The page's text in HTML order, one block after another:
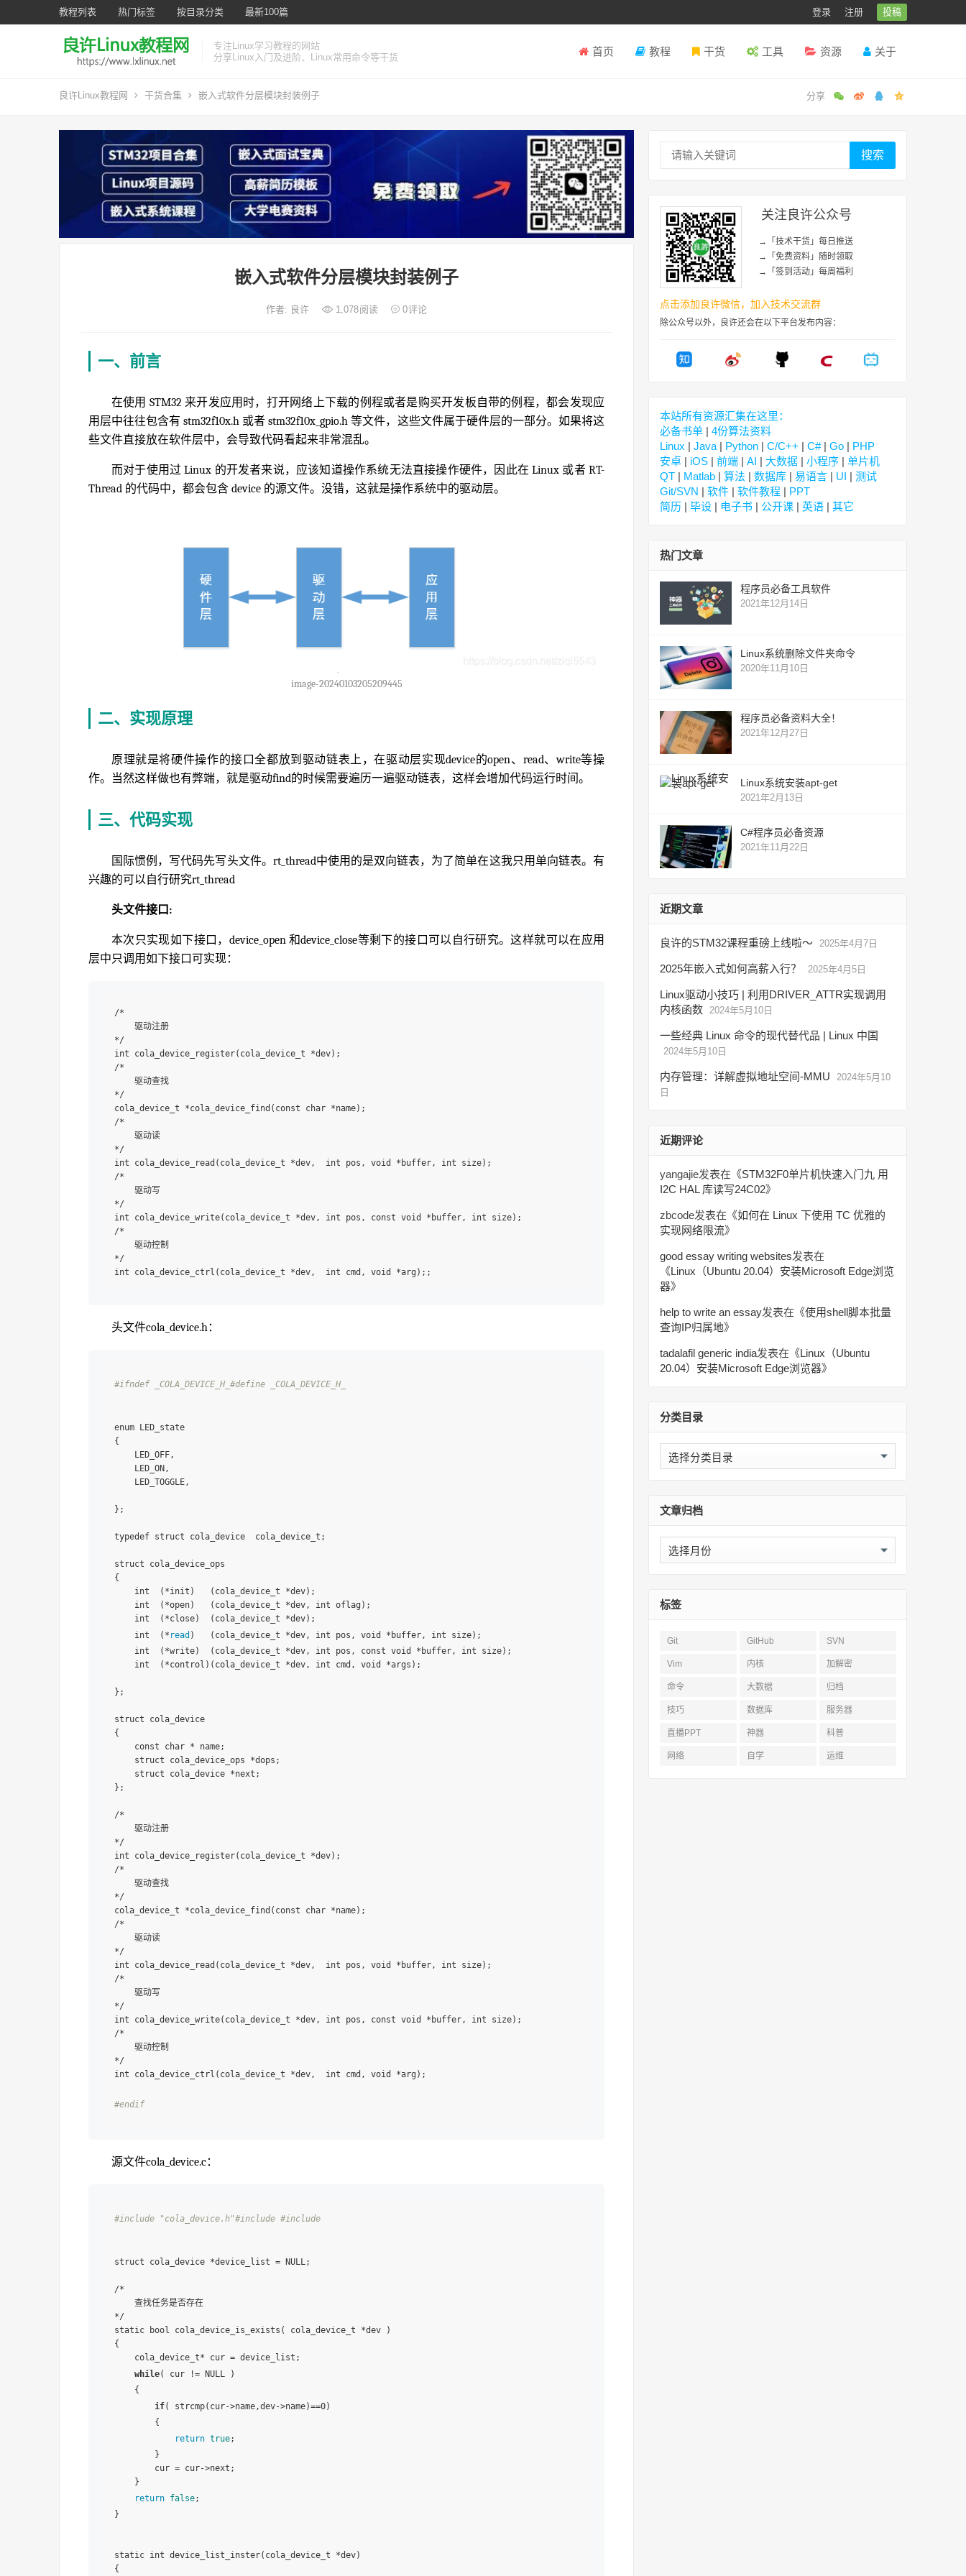
教程列表 热门标签 按目录分类 最新100篇 登录 注册 投稿
专注Linux学习教程的网站
分享Linux入门及进阶、Linux常用命令等干货
首页 教程 干货 工具 资源 关于
良许Linux教程网 干货合集 嵌入式软件分层模块封装例子
嵌入式软件分层模块封装例子
作者: 良许 1,078阅读 0评论
一、前言
在使用 STM32 来开发应用时，打开网络上下载的例程或者是购买开发板自带的例程，都会发现应
用层中往往包含有 stm32f10x.h 或者 stm32f10x_gpio.h 等文件，这些文件属于硬件层的一部分。如果将这
些文件直接放在软件层中，会导致代码看起来非常混乱。
而对于使用过 Linux 的开发者来说，应该知道操作系统无法直接操作硬件，因此在 Linux 或者 RT-
Thread 的代码中，都会包含 device 的源文件。没错，这就是操作系统中的驱动层。
image-20240103205209445
二、实现原理
原理就是将硬件操作的接口全都放到驱动链表上，在驱动层实现device的open、read、write等操
作。当然这样做也有弊端，就是驱动find的时候需要遍历一遍驱动链表，这样会增加代码运行时间。
三、代码实现
国际惯例，写代码先写头文件。rt_thread中使用的是双向链表，为了简单在这我只用单向链表。有
兴趣的可以自行研究rt_thread
头文件接口:
本次只实现如下接口，device_open 和device_close等剩下的接口可以自行研究。这样就可以在应用
层中只调用如下接口可实现：
/*
驱动注册
*/
int cola_device_register(cola_device_t *dev);
/*
驱动查找
*/
cola_device_t *cola_device_find(const char *name);
/*
驱动读
*/
int cola_device_read(cola_device_t *dev,  int pos, void *buffer, int size);
/*
驱动写
*/
int cola_device_write(cola_device_t *dev, int pos, const void *buffer, int size);
/*
驱动控制
*/
头文件cola_device.h：
#ifndef _COLA_DEVICE_H_ #define _COLA_DEVICE_H_
enum LED_state
{
LED_OFF,
LED_ON,
LED_TOGGLE,
};
typedef struct cola_device  cola_device_t;
struct cola_device_ops
{
int  (*init)   (cola_device_t *dev);
int  (*open)   (cola_device_t *dev, int oflag);
int  (*close)  (cola_device_t *dev);
int  (* read )   (cola_device_t *dev, int pos, void *buffer, int size);
int  (*write)  (cola_device_t *dev, int pos, const void *buffer, int size);
int  (*control)(cola_device_t *dev, int cmd, void *args);
};
struct cola_device
{
const char * name;
struct cola_device_ops *dops;
struct cola_device *next;
};
/*
驱动注册
*/
int cola_device_register(cola_device_t *dev);
/*
驱动查找
*/
cola_device_t *cola_device_find(const char *name);
/*
驱动读
*/
int cola_device_read(cola_device_t *dev,  int pos, void *buffer, int size);
/*
驱动写
*/
int cola_device_write(cola_device_t *dev, int pos, const void *buffer, int size);
/*
驱动控制
*/
int cola_device_ctrl(cola_device_t *dev,  int cmd, void *arg);
#endif
源文件cola_device.c：
#include "cola_device.h"#include #include
struct cola_device *device_list = NULL;
/*
查找任务是否存在
*/
static bool cola_device_is_exists( cola_device_t *dev )
{
cola_device_t* cur = device_list;
while( cur != NULL )
{
if( strcmp(cur->name,dev->name)==0)
{
return true;
}
cur = cur->next;
}
return false;
}
static int device_list_inster(cola_device_t *dev)
{
搜索
关注良许公众号
→「技术干货」每日推送
→「免费资料」随时领取
→「签到活动」每周福利
点击添加良许微信，加入技术交流群
除公众号以外，良许还会在以下平台发布内容：
本站所有资源汇集在这里：
必备书单 | 4份算法资料
Linux | Java | Python | C/C++ | C#| Go | PHP
安卓 | iOS | 前端 | AI | 大数据 | 小程序 | 单片机
QT | Matlab | 算法 | 数据库 | 易语言 | UI | 测试
Git/SVN | 软件 | 软件教程 | PPT
简历 | 毕设 | 电子书 | 公开课 | 英语 | 其它
热门文章
程序员必备工具软件
2021年12月14日
Linux系统删除文件夹命令
2020年11月10日
程序员必备资料大全！
2021年12月27日
Linux系统安装apt-get
2021年2月13日
C#程序员必备资源
2021年11月22日
近期文章
良许的STM32课程重磅上线啦～ 2025年4月7日
2025年嵌入式如何高薪入行？ 2025年4月5日
Linux驱动小技巧 | 利用DRIVER_ATTR实现调用
内核函数 2024年5月10日
一些经典 Linux 命令的现代替代品 | Linux 中国
2024年5月10日
内存管理：详解虚拟地址空间-MMU
2024年5月10
日
近期评论
yangajie发表在《STM32F0单片机快速入门九 用
I2C HAL 库读写24C02》
zbcode发表在《如何在 Linux 下使用 TC 优雅的
实现网络限流》
good essay writing websites发表在
《Linux（Ubuntu 20.04）安装Microsoft Edge浏览
器》
help to write an essay发表在《使用shell脚本批量
查询IP归属地》
tadalafil generic india发表在《Linux（Ubuntu
20.04）安装Microsoft Edge浏览器》
分类目录
分
类
文章归档
文
章
标签
Git GitHub SVN
Vim 内核 加解密
命令 大数据 归档
技巧 数据库 服务器
直播PPT 神器 科普
网络 自学 运维